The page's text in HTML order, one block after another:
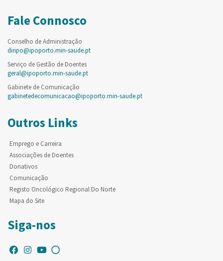
Fale Connosco
Conselho de Administração
diripo@ipoporto.min-saude.pt
Serviço de Gestão de Doentes
geral@ipoporto.min-saude.pt
Gabinete de Comunicação
gabinetedecomunicacao@ipoporto.min-saude.pt
Outros Links
Emprego e Carreira
Associações de Doentes
Donativos
Comunicação
Registo Oncológico Regional Do Norte
Mapa do Site
Siga-nos